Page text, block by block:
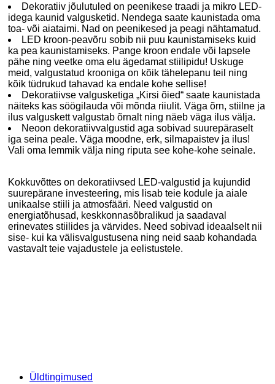
Dekoratiiv jõulutuled on peenikese traadi ja mikro LED-
idega kaunid valgusketid. Nendega saate kaunistada oma
toa- või aiataimi. Nad on peenikesed ja peagi nähtamatud.
LED kroon-peavõru sobib nii puu kaunistamiseks kuid
ka pea kaunistamiseks. Pange kroon endale või lapsele
pähe ning veetke oma elu ägedamat stiilipidu! Uskuge
meid, valgustatud krooniga on kõik tähelepanu teil ning
kõik tüdrukud tahavad ka endale kohe sellise!
Dekoratiivse valgusketiga „Kirsi õied“ saate kaunistada
näiteks kas söögilauda või mõnda riiulit. Väga õrn, stiilne ja
ilus valguskett valgustab õrnalt ning näeb väga ilus välja.
Neoon dekoratiivvalgustid aga sobivad suurepäraselt
iga seina peale. Väga moodne, erk, silmapaistev ja ilus!
Vali oma lemmik välja ning riputa see kohe-kohe seinale.
Kokkuvõttes on dekoratiivsed LED-valgustid ja kujundid
suurepärane investeering, mis lisab teie kodule ja aiale
unikaalse stiili ja atmosfääri. Need valgustid on
energiatõhusad, keskkonnasõbralikud ja saadaval
erinevates stiilides ja värvides. Need sobivad ideaalselt nii
sise- kui ka välisvalgustusena ning neid saab kohandada
vastavalt teie vajadustele ja eelistustele.
Üldtingimused